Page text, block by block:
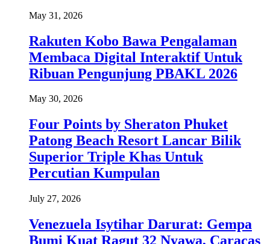
May 31, 2026
Rakuten Kobo Bawa Pengalaman
Membaca Digital Interaktif Untuk
Ribuan Pengunjung PBAKL 2026
May 30, 2026
Four Points by Sheraton Phuket
Patong Beach Resort Lancar Bilik
Superior Triple Khas Untuk
Percutian Kumpulan
July 27, 2026
Venezuela Isytihar Darurat: Gempa
Bumi Kuat Ragut 32 Nyawa, Caracas